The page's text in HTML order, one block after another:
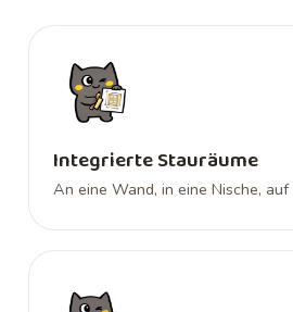
Integrierte Stauräume
An eine Wand, in eine Nische,